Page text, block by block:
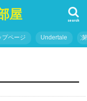
屋 search
プページ Undertale